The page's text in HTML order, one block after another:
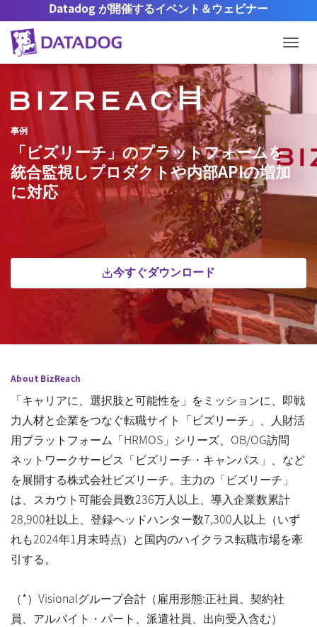
Datadog が開催するイベント＆ウェビナー
事例
「ビズリーチ」のプラットフォームを
統合監視しプロダクトや内部APIの増加
に対応
今すぐダウンロード
About BizReach
「キャリアに、選択肢と可能性を」をミッションに、即戦
力人材と企業をつなぐ転職サイト「ビズリーチ」、人財活
用プラットフォーム「HRMOS」シリーズ、OB/OG訪問
ネットワークサービス「ビズリーチ・キャンパス」、など
を展開する株式会社ビズリーチ。主力の「ビズリーチ」
は、スカウト可能会員数236万人以上、導入企業数累計
28,900社以上、登録ヘッドハンター数7,300人以上（いず
れも2024年1月末時点）と国内のハイクラス転職市場を牽
引する。
（*）Visionalグループ合計（雇用形態:正社員、契約社
員、アルバイト・パート、派遣社員、出向受入含む）